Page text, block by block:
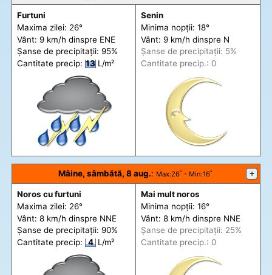
Furtuni
Maxima zilei: 26°
Vânt: 9 km/h dinspre ENE
Șanse de precipitații: 95%
Cantitate precip: 13 L/m²
Senin
Minima nopții: 18°
Vânt: 9 km/h dinspre N
Șanse de precipitații: 5%
Cantitate precip.: 0
Mâine, sâmbătă, 8 aug.: Max:26˚ - Min:16˚ +
Noros cu furtuni
Maxima zilei: 26°
Vânt: 8 km/h dinspre NNE
Șanse de precipitații: 90%
Cantitate precip:
4 L/m²
Mai mult noros
Minima nopții: 16°
Vânt: 8 km/h dinspre NNE
Șanse de precipitații: 25%
Cantitate precip.: 0